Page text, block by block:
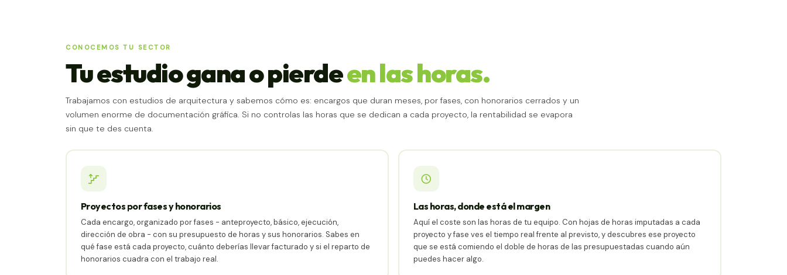
CONOCEMOS TU SECTOR
Tu estudio gana o pierdeen las horas.
Trabajamos con estudios de arquitectura y sabemos cómo es: encargos que duran meses, por fases, con honorarios cerrados y un
volumen enorme de documentación gráfica. Si no controlas las horas que se dedican a cada proyecto, la rentabilidad se evapora
sin que te des cuenta.
Proyectos por fases y honorarios
Cada encargo, organizado por fases - anteproyecto, básico, ejecución,
dirección de obra - con su presupuesto de horas y sus honorarios. Sabes en
qué fase está cada proyecto, cuánto deberías llevar facturado y si el reparto de
honorarios cuadra con el trabajo real.
Las horas, donde está el margen
Aquí el coste son las horas de tu equipo. Con hojas de horas imputadas a cada
proyecto y fase ves el tiempo real frente al previsto, y descubres ese proyecto
que se está comiendo el doble de horas de las presupuestadas cuando aún
puedes hacer algo.